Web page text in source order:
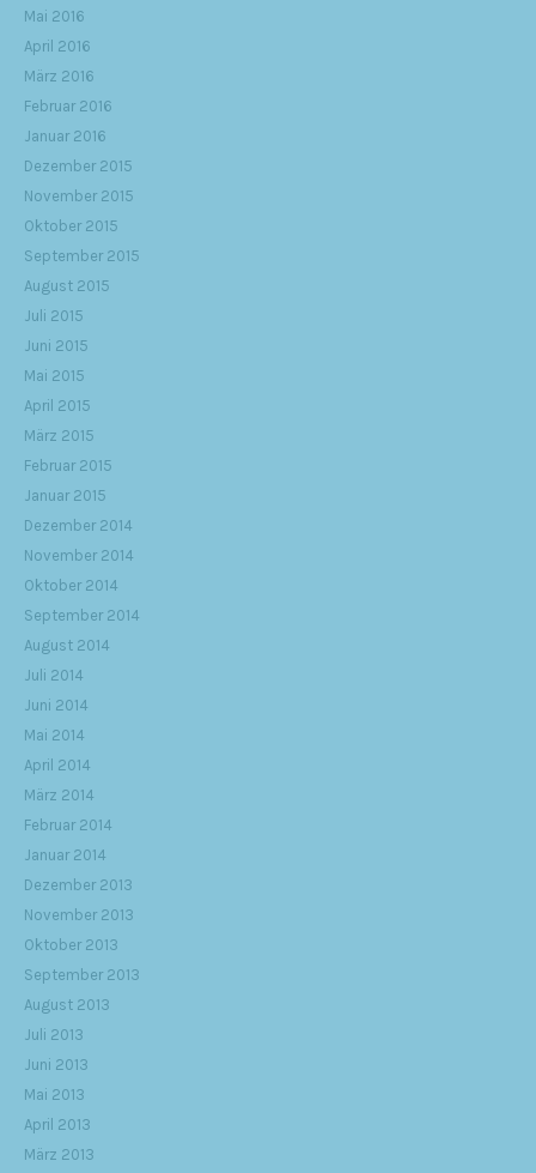
Mai 2016
April 2016
März 2016
Februar 2016
Januar 2016
Dezember 2015
November 2015
Oktober 2015
September 2015
August 2015
Juli 2015
Juni 2015
Mai 2015
April 2015
März 2015
Februar 2015
Januar 2015
Dezember 2014
November 2014
Oktober 2014
September 2014
August 2014
Juli 2014
Juni 2014
Mai 2014
April 2014
März 2014
Februar 2014
Januar 2014
Dezember 2013
November 2013
Oktober 2013
September 2013
August 2013
Juli 2013
Juni 2013
Mai 2013
April 2013
März 2013